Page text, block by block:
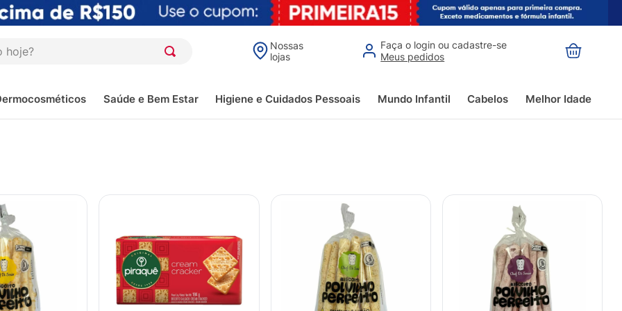
Nossas
lojas
Faça o login ou cadastre-se
Meus pedidos
Saúde e Bem Estar Higiene e Cuidados Pessoais Mundo Infantil Cabelos Melhor Idade